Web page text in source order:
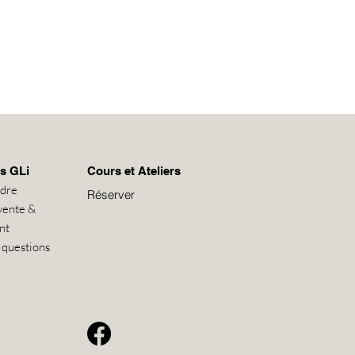
GLi
&
Cours et Ateliers
Réserver